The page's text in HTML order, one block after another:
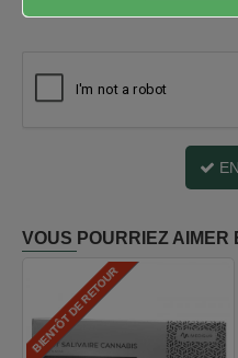
VOUS POURRIEZ AIMER
BIENTÔT DE RETOUR